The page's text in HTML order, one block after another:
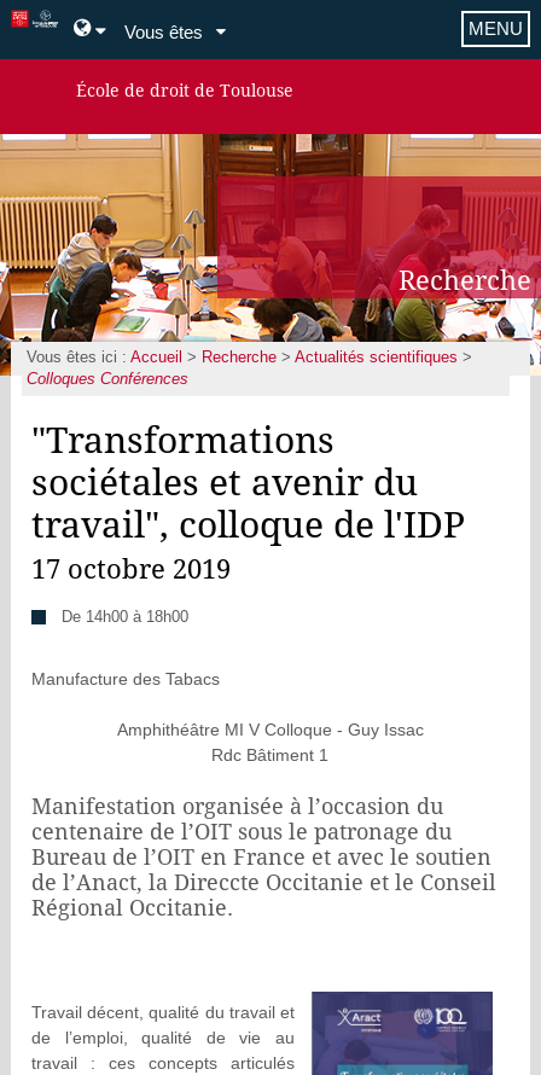
Vous êtes
École de droit de Toulouse
MENU
Recherche
Vous êtes ici :Accueil > Recherche >Actualités scientifiques >
Colloques Conférences
"Transformations
sociétales et avenir du
travail", colloque de l'IDP
17 octobre 2019
De 14h00 à 18h00
Manufacture des Tabacs
Amphithéâtre MI V Colloque - Guy Issac
Rdc Bâtiment 1
Manifestation organisée à l’occasion du
centenaire de l’OIT sous le patronage du
Bureau de l’OIT en France et avec le soutien
de l’Anact, la Direccte Occitanie et le Conseil
Régional Occitanie.
Travail décent, qualité du travail et
de l’emploi, qualité de vie au
travail : ces concepts articulés